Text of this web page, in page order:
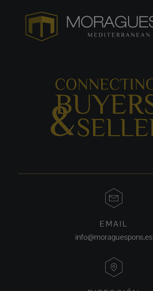
EMAIL
info@moraguespons.es